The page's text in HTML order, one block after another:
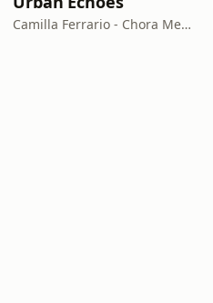
Camilla Ferrario - Chora Media